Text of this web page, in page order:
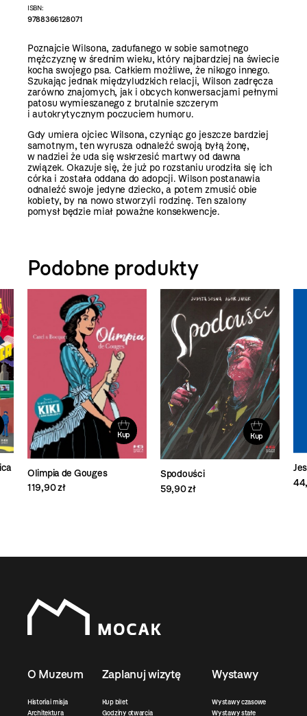
ISBN:
9788366128071
Poznajcie Wilsona, zadufanego w sobie samotnego
mężczyznę w średnim wieku, który najbardziej na świecie
kocha swojego psa. Całkiem możliwe, że nikogo innego.
Szukając jednak międzyludzkich relacji, Wilson zadręcza
zarówno znajomych, jak i obcych konwersacjami pełnymi
patosu wymieszanego z brutalnie szczerym
i autokrytycznym poczuciem humoru.
Gdy umiera ojciec Wilsona, czyniąc go jeszcze bardziej
samotnym, ten wyrusza odnaleźć swoją byłą żonę,
w nadziei że uda się wskrzesić martwy od dawna
związek. Okazuje się, że już po rozstaniu urodziła się ich
córka i została oddana do adopcji. Wilson postanawia
odnaleźć swoje jedyne dziecko, a potem zmusić obie
kobiety, by na nowo stworzyli rodzinę. Ten szalony
pomysł będzie miał poważne konsekwencje.
Podobne produkty
Kup
Olimpia de Gouges
119,90 zł
Kup
Spodouści
59,90 zł
O Muzeum
Historia i misja
Architektura
Zaplanuj wizytę
Kup bilet
Godziny otwarcia
Wystawy
Wystawy czasowe
Wystawy stałe